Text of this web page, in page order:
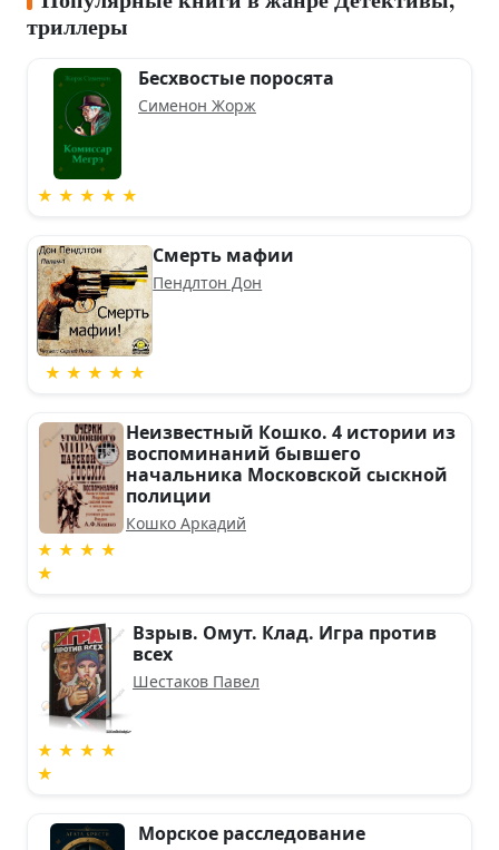
триллеры
★ ★ ★ ★ ★
Бесхвостые поросята
Сименон Жорж
★ ★ ★ ★ ★
Смерть мафии
Пендлтон Дон
★ ★ ★ ★
★
Неизвестный Кошко. 4 истории из
воспоминаний бывшего
начальника Московской сыскной
полиции
Кошко Аркадий
★ ★ ★ ★
★
Взрыв. Омут. Клад. Игра против
всех
Шестаков Павел
Морское расследование